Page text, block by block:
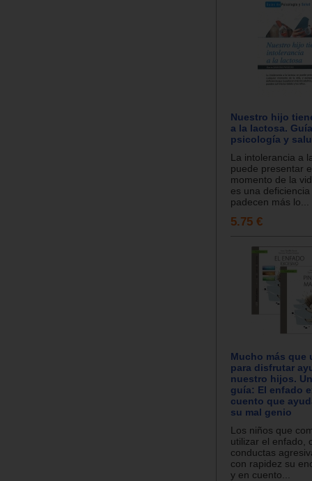
Nuestro hijo
a la lactosa.
psicología y
La intolerancia a
puede presentar
momento de la
es una
padecen más lo...
5.75 €
Mucho más que
para disfrutar
nuestro hijos.
guía: El enfado
cuento que
su mal genio
Los niños que
utilizar el enfado,
conductas
con rapidez su
y en cuento...